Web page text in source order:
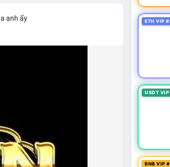
anh ấy ETH VIP
USDT
BNB VIP